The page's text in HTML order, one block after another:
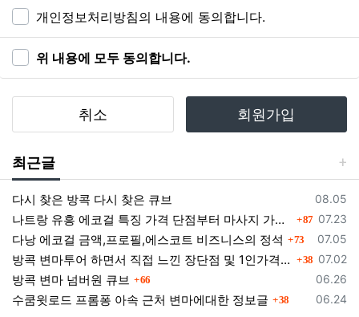
"몰"은 이 약관의 내용과 상호 및 대표자 성명, 영업소 소
포함), 전화번호·모사전송번호·전자우편주소, 사업자등
록번호, 통신판매업 신고번호, 개인정보관리책임자 등을
면(전면)에 게시합니다. 다만, 약관의 내용은 이용자가
연결화면을 통하여 볼 수 있도록 할 수 있습니다.
중요한 내용을 이용자가 이해할 수 있도록 별도의 연결
화면 또는 팝업화면 등을 제공하여 이용자의 확인을 구
하여야 합니다.
"몰"은 「전자상거래 등에서의 소비자보호에 관한 법
률」, 「약관의 규제에 관한 법률」, 「전자문서 및 전자
거래기본법」, 「전자금융거래법」, 「전자서명법」,
「정보통신망 이용촉진 및 정보보호 등에 관한 법률」,
「방문판매 등에 관한 법률」, 「소비자기본법」 등 관
개인정보처리방침의 내용에 동의합니다.
위 내용에 모두 동의합니다.
회원가입
취소
최근글
등록일
08.05
다시 찾은 방콕 다시 찾은 큐브
등록일
07.23
나트랑 유흥 에코걸 특징 가격 단점부터 마사지 가라오케 알아보기 댓글
87
등록일
07.05
다낭 에코걸 금액,프로필,에스코트 비즈니스의 정석 73
등록일
07.02
방콕 변마투어 하면서 직접 느낀 장단점 및 1인가격 소개 댓글
38
등록일
06.26
방콕 변마 넘버원 큐브 66
등록일
06.24
수쿰윗로드 프롬퐁 아속 근처 변마에대한 정보글 38